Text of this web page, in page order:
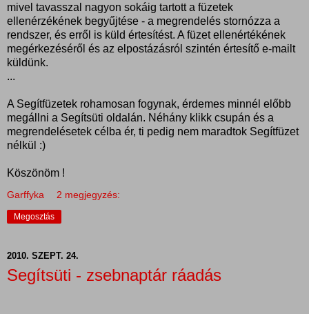
mivel tavasszal nagyon sokáig tartott a füzetek
ellenérzékének begyűjtése - a megrendelés stornózza a
rendszer, és erről is küld értesítést. A füzet ellenértékének
megérkezéséről és az elpostázásról szintén értesítő e-mailt
küldünk.
...
A Segítfüzetek rohamosan fogynak, érdemes minnél előbb
megállni a Segítsüti oldalán. Néhány klikk csupán és a
megrendelésetek célba ér, ti pedig nem maradtok Segítfüzet
nélkül :)
Köszönöm !
Garffyka 2 megjegyzés:
Megosztás
2010. SZEPT. 24.
Segítsüti - zsebnaptár ráadás